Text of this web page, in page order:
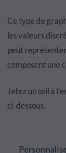
Ce type de
les valeurs
peut
composent une
Jetez un œil à
ci-dessous.